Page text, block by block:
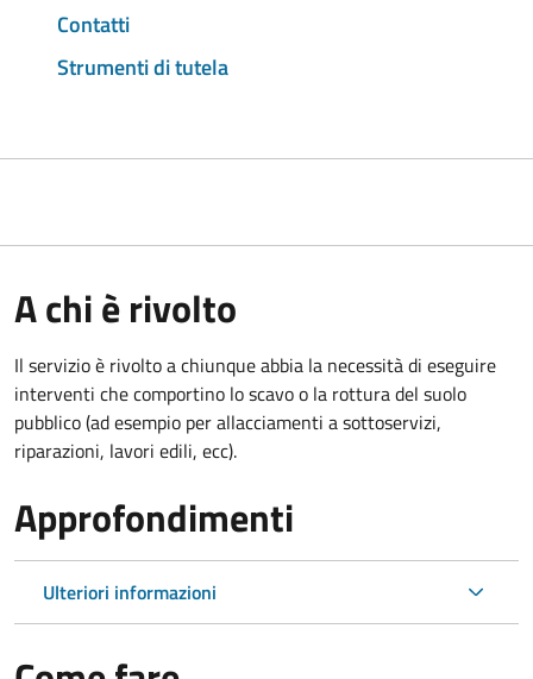
Contatti
Strumenti di tutela
A chi è rivolto
Il servizio è rivolto a chiunque abbia la necessità di eseguire
interventi che comportino lo scavo o la rottura del suolo
pubblico (ad esempio per allacciamenti a sottoservizi,
riparazioni, lavori edili, ecc).
Approfondimenti
Ulteriori informazioni